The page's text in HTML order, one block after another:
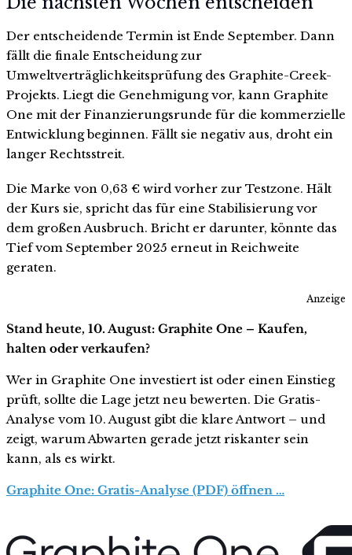
Der entscheidende Termin ist Ende September. Dann
fällt die finale Entscheidung zur
Umweltverträglichkeitsprüfung des Graphite-Creek-
Projekts. Liegt die Genehmigung vor, kann Graphite
One mit der Finanzierungsrunde für die kommerzielle
Entwicklung beginnen. Fällt sie negativ aus, droht ein
langer Rechtsstreit.
Die Marke von 0,63 € wird vorher zur Testzone. Hält
der Kurs sie, spricht das für eine Stabilisierung vor
dem großen Ausbruch. Bricht er darunter, könnte das
Tief vom September 2025 erneut in Reichweite
geraten.
Anzeige
Stand heute, 10. August: Graphite One – Kaufen,
halten oder verkaufen?
Wer in Graphite One investiert ist oder einen Einstieg
prüft, sollte die Lage jetzt neu bewerten. Die Gratis-
Analyse vom 10. August gibt die klare Antwort – und
zeigt, warum Abwarten gerade jetzt riskanter sein
kann, als es wirkt.
Graphite One: Gratis-Analyse (PDF) öffnen …